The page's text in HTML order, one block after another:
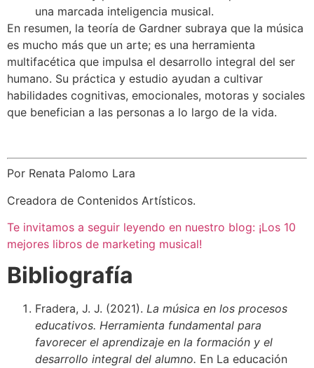
una marcada inteligencia musical.
En resumen, la teoría de Gardner subraya que la música
es mucho más que un arte; es una herramienta
multifacética que impulsa el desarrollo integral del ser
humano. Su práctica y estudio ayudan a cultivar
habilidades cognitivas, emocionales, motoras y sociales
que benefician a las personas a lo largo de la vida.
Por Renata Palomo Lara
Creadora de Contenidos Artísticos.
Te invitamos a seguir leyendo en nuestro blog: ¡Los 10
mejores libros de marketing musical!
Bibliografía
Fradera, J. J. (2021). La música en los procesos
educativos. Herramienta fundamental para
favorecer el aprendizaje en la formación y el
desarrollo integral del alumno. En La educación